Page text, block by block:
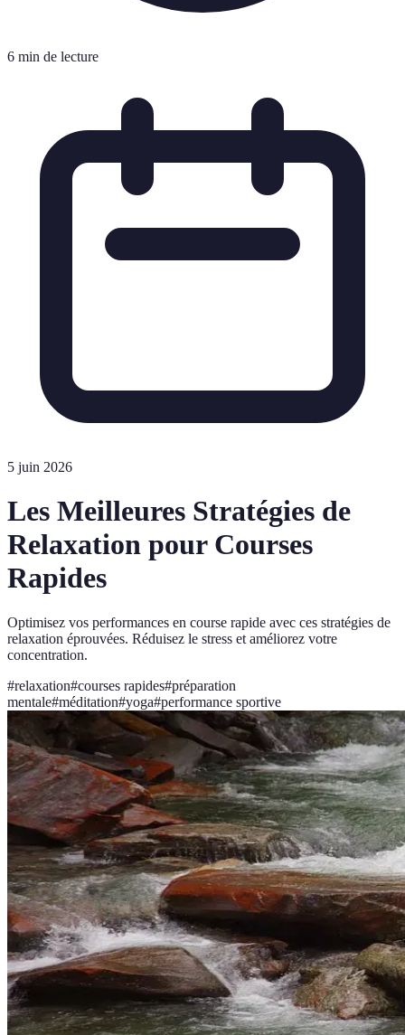
6 min de lecture
5 juin 2026
Les Meilleures Stratégies de
Relaxation pour Courses
Rapides
Optimisez vos performances en course rapide avec ces stratégies de
relaxation éprouvées. Réduisez le stress et améliorez votre
concentration.
#relaxation#courses rapides#préparation
mentale#méditation#yoga#performance sportive